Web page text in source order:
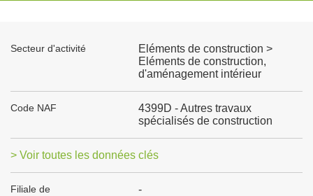
Secteur d'activité
Eléments de construction >
Eléments de construction,
d'aménagement intérieur
Code NAF
4399D - Autres travaux
spécialisés de construction
> Voir toutes les données clés
Filiale de -